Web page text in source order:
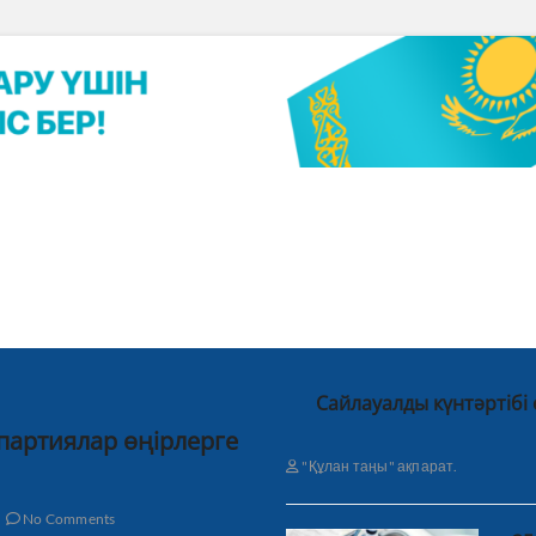
өңірлерге
No Comments
Сайлауалды
"Құлан таңы" ақпарат.